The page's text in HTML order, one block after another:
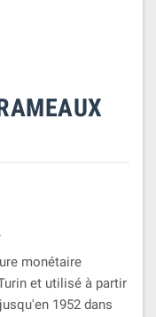
monétaire
et utilisé à partir
1952 dans